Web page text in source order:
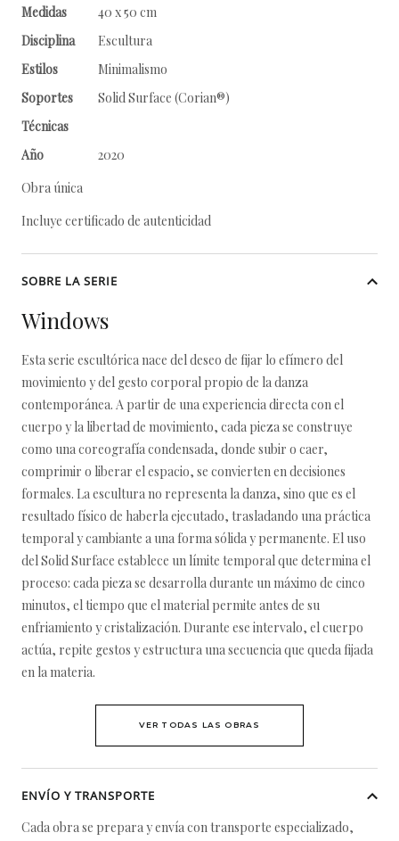
Medidas
40 x 50 cm
Disciplina
Escultura
Estilos
Minimalismo
Soportes
Solid Surface (Corian®)
Técnicas
Año
2020
Obra única
Incluye certificado de autenticidad
SOBRE LA SERIE
Windows
Esta serie escultórica nace del deseo de fijar lo efímero del
movimiento y del gesto corporal propio de la danza
contemporánea. A partir de una experiencia directa con el
cuerpo y la libertad de movimiento, cada pieza se construye
como una coreografía condensada, donde subir o caer,
comprimir o liberar el espacio, se convierten en decisiones
formales. La escultura no representa la danza, sino que es el
resultado físico de haberla ejecutado, trasladando una práctica
temporal y cambiante a una forma sólida y permanente. El uso
del Solid Surface establece un límite temporal que determina el
proceso: cada pieza se desarrolla durante un máximo de cinco
minutos, el tiempo que el material permite antes de su
enfriamiento y cristalización. Durante ese intervalo, el cuerpo
actúa, repite gestos y estructura una secuencia que queda fijada
en la materia.
VER TODAS LAS OBRAS
ENVÍO Y TRANSPORTE
Cada obra se prepara y envía con transporte especializado,